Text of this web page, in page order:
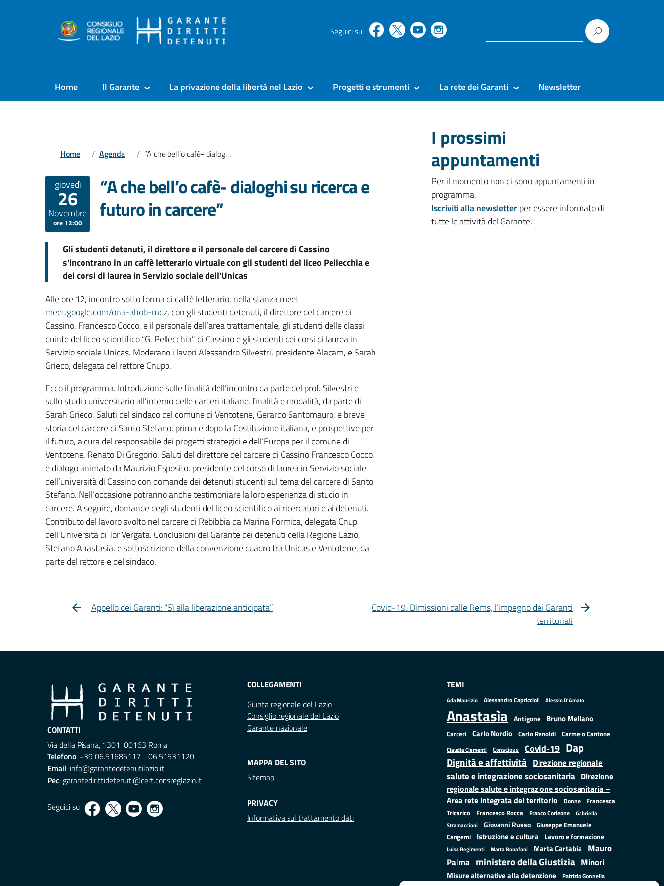
Seguici su:
Home Il Garante La privazione della libertà nel Lazio Progetti e strumenti La rete dei Garanti Newsletter
Home Agenda “A che bell’o cafè- dialoghi su ricerca e futuro in carcere”
giovedì
26
Novembre
ore 12:00
“A che bell’o cafè- dialoghi su ricerca e
futuro in carcere”
Gli studenti detenuti, il direttore e il personale del carcere di Cassino
s'incontrano in un caffè letterario virtuale con gli studenti del liceo Pellecchia e
dei corsi di laurea in Servizio sociale dell'Unicas
Alle ore 12, incontro sotto forma di caffè letterario, nella stanza meet
meet.google.com/ona-ahob-mqz, con gli studenti detenuti, il direttore del carcere di
Cassino, Francesco Cocco, e il personale dell’area trattamentale, gli studenti delle classi
quinte del liceo scientifico “G. Pellecchia” di Cassino e gli studenti dei corsi di laurea in
Servizio sociale Unicas. Moderano i lavori Alessandro Silvestri, presidente Alacam, e Sarah
Grieco, delegata del rettore Cnupp.
Ecco il programma. Introduzione sulle finalità dell’incontro da parte del prof. Silvestri e
sullo studio universitario all’interno delle carceri italiane, finalità e modalità, da parte di
Sarah Grieco. Saluti del sindaco del comune di Ventotene, Gerardo Santomauro, e breve
storia del carcere di Santo Stefano, prima e dopo la Costituzione italiana, e prospettive per
il futuro, a cura del responsabile dei progetti strategici e dell’Europa per il comune di
Ventotene, Renato Di Gregorio. Saluti del direttore del carcere di Cassino Francesco Cocco,
e dialogo animato da Maurizio Esposito, presidente del corso di laurea in Servizio sociale
dell’università di Cassino con domande dei detenuti studenti sul tema del carcere di Santo
Stefano. Nell’occasione potranno anche testimoniare la loro esperienza di studio in
carcere. A seguire, domande degli studenti del liceo scientifico ai ricercatori e ai detenuti.
Contributo del lavoro svolto nel carcere di Rebibbia da Marina Formica, delegata Cnup
dell’Università di Tor Vergata. Conclusioni del Garante dei detenuti della Regione Lazio,
Stefano Anastasìa, e sottoscrizione della convenzione quadro tra Unicas e Ventotene, da
parte del rettore e del sindaco.
I prossimi
appuntamenti
Per il momento non ci sono appuntamenti in
programma.
Iscriviti alla newsletterper essere informato di
tutte le attività del Garante.
Appello dei Garanti: “Sì alla liberazione anticipata”
Covid-19. Dimissioni dalle Rems, l’impegno dei Garanti
territoriali
CONTATTI
Via della Pisana, 1301 00163 Roma
Telefono: +39 06.51686117 - 06.51531120
Email: info@garantedetenutilazio.it
Pec: garantedirittidetenuti@cert.consreglazio.it
Seguici su
COLLEGAMENTI
Giunta regionale del Lazio
Consiglio regionale del Lazio
Garante nazionale
MAPPA DEL SITO
Sitemap
PRIVACY
Informativa sul trattamento dati
TEMI
Ada Maurizio Alessandro Capriccioli Alessio D'Amato
Anastasìa Antigone Bruno Mellano
Carceri Carlo Nordio Carlo Renoldi Carmelo Cantone
Claudia Clementi Conscious Covid-19 Dap
Dignità e affettività Direzione regionale
salute e integrazione sociosanitaria Direzione
regionale salute e integrazione sociosanitaria –
Area rete integrata del territorio
Donne
Francesca
Tricarico
Francesco Rocca Franco Corleone
Gabriella
Stramaccioni
Giovanni Russo Giuseppe Emanuele
Cangemi
Istruzione e cultura Lavoro e formazione
Luisa Regimenti Marta Bonafoni Marta Cartabia Mauro
Palma ministero della Giustizia Minori
Misure alternative alla detenzione Patrizio Gonnella